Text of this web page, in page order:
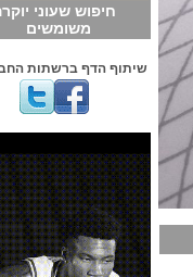
חיפוש שעוני יוקרה
משומשים
שיתוף הדף ברשתות החברתיות